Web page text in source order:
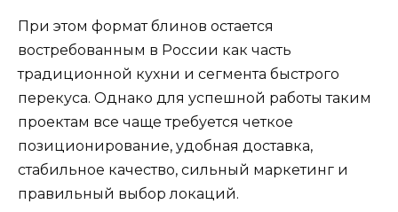
При этом формат блинов остается
востребованным в России как часть
традиционной кухни и сегмента быстрого
перекуса. Однако для успешной работы таким
проектам все чаще требуется четкое
позиционирование, удобная доставка,
стабильное качество, сильный маркетинг и
правильный выбор локаций.